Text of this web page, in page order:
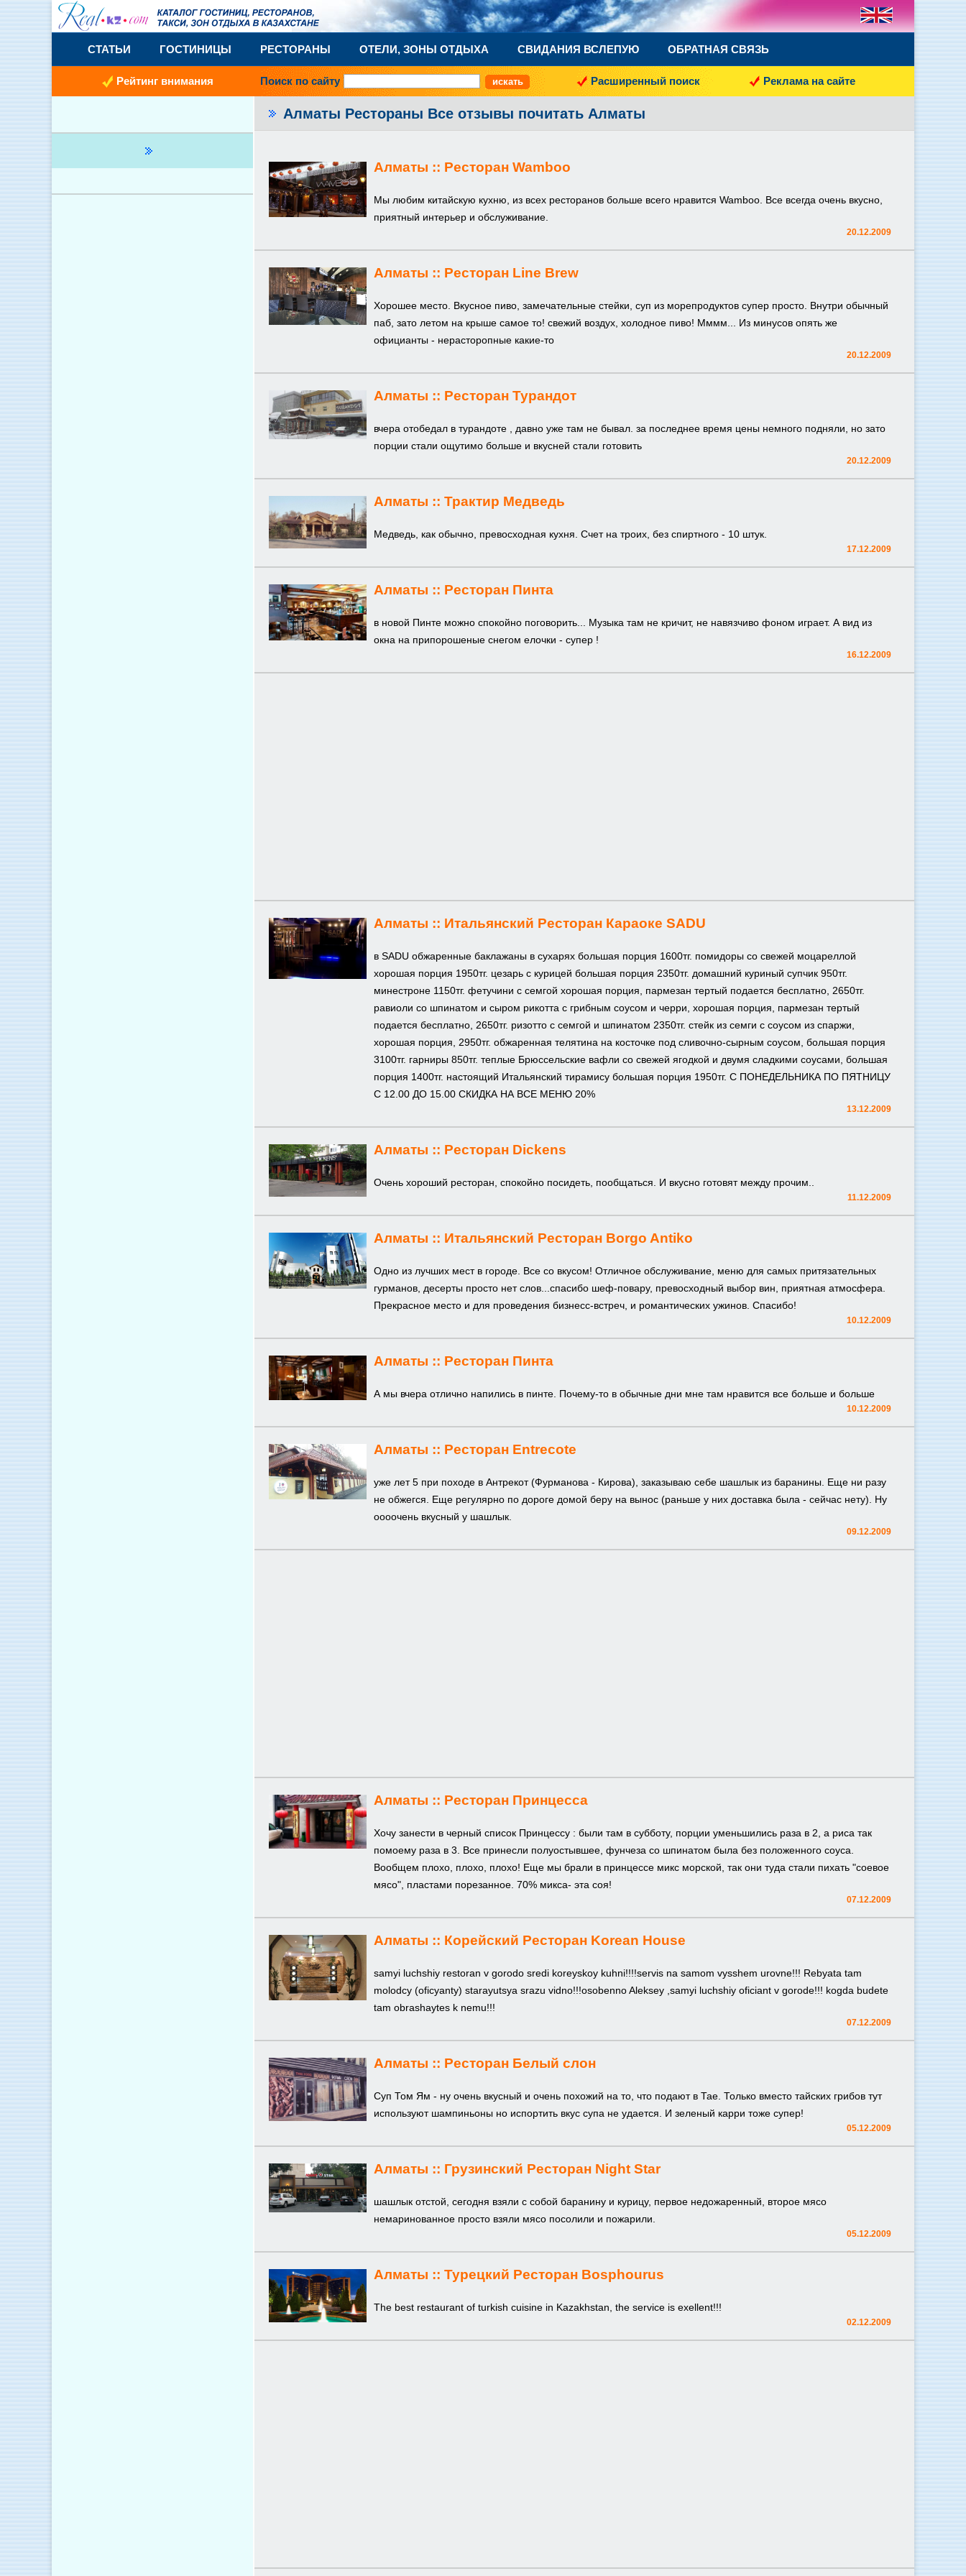
СТАТЬИ ГОСТИНИЦЫ РЕСТОРАНЫ ОТЕЛИ, ЗОНЫ ОТДЫХА СВИДАНИЯ ВСЛЕПУЮ ОБРАТНАЯ СВЯЗЬ
Рейтинг внимания Поиск по сайту Расширенный поиск Реклама на сайте
Алматы Рестораны Все отзывы почитать Алматы
Алматы :: Ресторан Wamboo
Мы любим китайскую кухню, из всех ресторанов больше всего нравится Wamboo. Все всегда очень вкусно,
приятный интерьер и обслуживание.
20.12.2009
Алматы :: Ресторан Line Brew
Хорошее место. Вкусное пиво, замечательные стейки, суп из морепродуктов супер просто. Внутри обычный
паб, зато летом на крыше самое то! свежий воздух, холодное пиво! Мммм... Из минусов опять же
официанты - нерасторопные какие-то
20.12.2009
Алматы :: Ресторан Турандот
вчера отобедал в турандоте , давно уже там не бывал. за последнее время цены немного подняли, но зато
порции стали ощутимо больше и вкусней стали готовить
20.12.2009
Алматы :: Трактир Медведь
Медведь, как обычно, превосходная кухня. Счет на троих, без спиртного - 10 штук.
17.12.2009
Алматы :: Ресторан Пинта
в новой Пинте можно спокойно поговорить... Музыка там не кричит, не навязчиво фоном играет. А вид из
окна на припорошеные снегом елочки - супер !
16.12.2009
Алматы :: Итальянский Ресторан Караоке SADU
в SADU обжаренные баклажаны в сухарях большая порция 1600тг. помидоры со свежей моцареллой
хорошая порция 1950тг. цезарь с курицей большая порция 2350тг. домашний куриный супчик 950тг.
минестроне 1150тг. фетучини с семгой хорошая порция, пармезан тертый подается бесплатно, 2650тг.
равиоли со шпинатом и сыром рикотта с грибным соусом и черри, хорошая порция, пармезан тертый
подается бесплатно, 2650тг. ризотто с семгой и шпинатом 2350тг. стейк из семги с соусом из спаржи,
хорошая порция, 2950тг. обжаренная телятина на косточке под сливочно-сырным соусом, большая порция
3100тг. гарниры 850тг. теплые Брюссельские вафли со свежей ягодкой и двумя сладкими соусами, большая
порция 1400тг. настоящий Итальянский тирамису большая порция 1950тг. С ПОНЕДЕЛЬНИКА ПО ПЯТНИЦУ
С 12.00 ДО 15.00 СКИДКА НА ВСЕ МЕНЮ 20%
13.12.2009
Алматы :: Ресторан Dickens
Очень хороший ресторан, спокойно посидеть, пообщаться. И вкусно готовят между прочим..
11.12.2009
Алматы :: Итальянский Ресторан Borgo Antiko
Одно из лучших мест в городе. Все со вкусом! Отличное обслуживание, меню для самых притязательных
гурманов, десерты просто нет слов...спасибо шеф-повару, превосходный выбор вин, приятная атмосфера.
Прекрасное место и для проведения бизнесс-встреч, и романтических ужинов. Спасибо!
10.12.2009
Алматы :: Ресторан Пинта
А мы вчера отлично напились в пинте. Почему-то в обычные дни мне там нравится все больше и больше
10.12.2009
Алматы :: Ресторан Entrecote
уже лет 5 при походе в Антрекот (Фурманова - Кирова), заказываю себе шашлык из баранины. Еще ни разу
не обжегся. Еще регулярно по дороге домой беру на вынос (раньше у них доставка была - сейчас нету). Ну
оооочень вкусный у шашлык.
09.12.2009
Алматы :: Ресторан Принцесса
Хочу занести в черный список Принцессу : были там в субботу, порции уменьшились раза в 2, а риса так
помоему раза в 3. Все принесли полуостывшее, фунчеза со шпинатом была без положенного соуса.
Вообщем плохо, плохо, плохо! Еще мы брали в принцессе микс морской, так они туда стали пихать "соевое
мясо", пластами порезанное. 70% микса- эта соя!
07.12.2009
Алматы :: Корейский Ресторан Korean House
samyi luchshiy restoran v gorodo sredi koreyskoy kuhni!!!!servis na samom vysshem urovne!!! Rebyata tam
molodcy (oficyanty) starayutsya srazu vidno!!!osobenno Aleksey ,samyi luchshiy oficiant v gorode!!! kogda budete
tam obrashaytes k nemu!!!
07.12.2009
Алматы :: Ресторан Белый слон
Суп Том Ям - ну очень вкусный и очень похожий на то, что подают в Тае. Только вместо тайских грибов тут
используют шампиньоны но испортить вкус супа не удается. И зеленый карри тоже супер!
05.12.2009
Алматы :: Грузинский Ресторан Night Star
шашлык отстой, сегодня взяли с собой баранину и курицу, первое недожаренный, второе мясо
немаринованное просто взяли мясо посолили и пожарили.
05.12.2009
Алматы :: Турецкий Ресторан Bosphourus
The best restaurant of turkish cuisine in Kazakhstan, the service is exellent!!!
02.12.2009